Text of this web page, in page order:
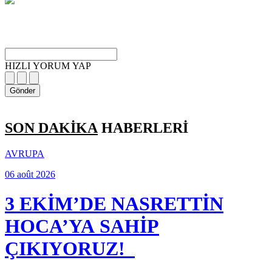
HIZLI YORUM YAP
Gönder
SON DAKİKA HABERLERİ
AVRUPA
06 août 2026
3 EKİM’DE NASRETTİN
HOCA’YA SAHİP
ÇIKIYORUZ!